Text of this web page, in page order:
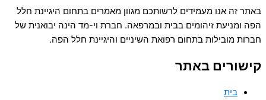
באתר זה אנו מעמידים לרשותכם מגוון מאמרים בתחום היגיינת חלל
הפה ומניעת זיהומים בבית ובמרפאה. חברת וי-מד הינה יבואנית של
חברות מובילות בתחום רפואת השיניים והיגיינת חלל הפה.
קישורים באתר
בית